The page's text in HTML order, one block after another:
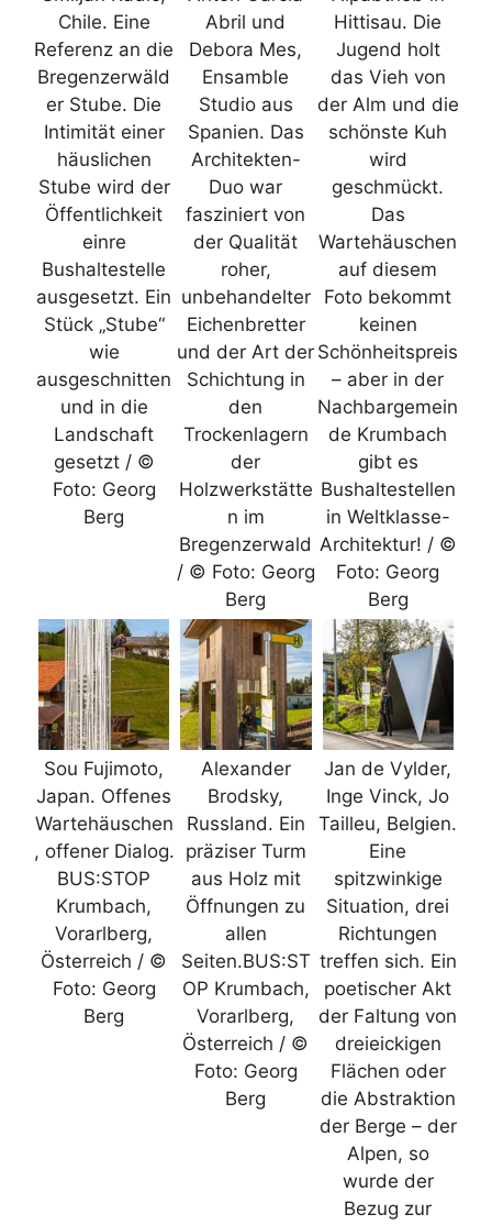
Chile. Eine
Referenz an die
Bregenzerwäld
er Stube. Die
Intimität einer
häuslichen
Stube wird der
Öffentlichkeit
einre
Bushaltestelle
ausgesetzt. Ein
Stück „Stube“
wie
ausgeschnitten
und in die
Landschaft
gesetzt / ©
Foto: Georg
Berg
Abril und
Debora Mes,
Ensamble
Studio aus
Spanien. Das
Architekten-
Duo war
fasziniert von
der Qualität
roher,
unbehandelter
Eichenbretter
und der Art der
Schichtung in
den
Trockenlagern
der
Holzwerkstätte
n im
Bregenzerwald
/ © Foto: Georg
Berg
Hittisau. Die
Jugend holt
das Vieh von
der Alm und die
schönste Kuh
wird
geschmückt.
Das
Wartehäuschen
auf diesem
Foto bekommt
keinen
Schönheitspreis
– aber in der
Nachbargemein
de Krumbach
gibt es
Bushaltestellen
in Weltklasse-
Architektur! / ©
Foto: Georg
Berg
Sou Fujimoto,
Japan. Offenes
Wartehäuschen
, offener Dialog.
BUS:STOP
Krumbach,
Vorarlberg,
Österreich / ©
Foto: Georg
Berg
Alexander
Brodsky,
Russland. Ein
präziser Turm
aus Holz mit
Öffnungen zu
allen
Seiten.BUS:ST
OP Krumbach,
Vorarlberg,
Österreich / ©
Foto: Georg
Berg
Jan de Vylder,
Inge Vinck, Jo
Tailleu, Belgien.
Eine
spitzwinkige
Situation, drei
Richtungen
treffen sich. Ein
poetischer Akt
der Faltung von
dreieickigen
Flächen oder
die Abstraktion
der Berge – der
Alpen, so
wurde der
Bezug zur